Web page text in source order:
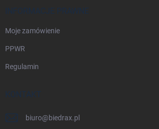
INFORMACJE PRAWNE
Moje zamówienie
PPWR
Regulamin
KONTAKT
biuro@biedrax.pl